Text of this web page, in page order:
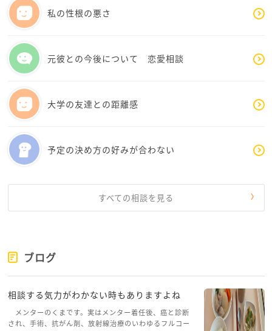
私の性根の悪さ
元彼との今後について 恋愛相談
大学の友達との距離感
予定の決め方の好みが合わない
すべての相談を見る
ブログ
相談する気力がわかない時もありますよね
メンターのくまです。実はメンター着任後、癌と診断
され、手術、抗がん剤、放射線治療のいわゆるフルコー